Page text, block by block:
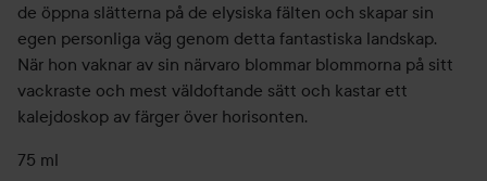
de öppna slätterna på de elysiska fälten och skapar sin
egen personliga väg genom detta fantastiska landskap.
När hon vaknar av sin närvaro blommar blommorna på sitt
vackraste och mest väldoftande sätt och kastar ett
kalejdoskop av färger över horisonten.
75 ml